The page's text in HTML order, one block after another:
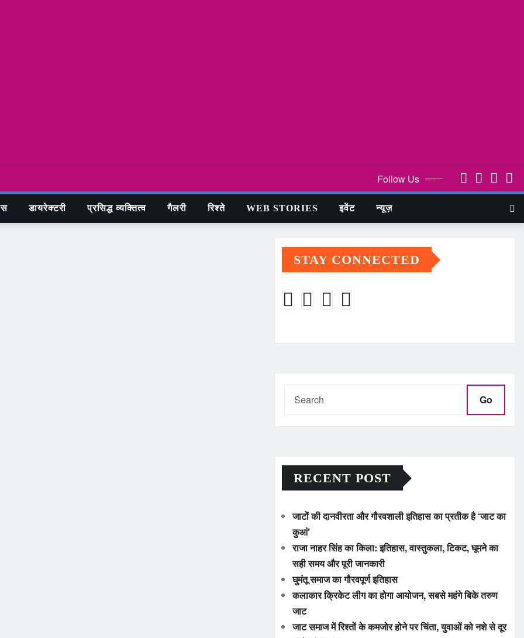
Follow Us
डायरेक्टरी प्रसिद्ध व्यक्तित्व गैलरी रिश्ते WEB STORIES इवेंट न्यूज़
STAY CONNECTED
Go
RECENT POST
जाटों की दानवीरता और गौरवशाली इतिहास का प्रतीक है ‘जाट का
कुआं’
राजा नाहर सिंह का किला: इतिहास, वास्तुकला, टिकट, घूमने का
सही समय और पूरी जानकारी
घुमंतू समाज का गौरवपूर्ण इतिहास
कलाकार क्रिकेट लीग का होगा आयोजन, सबसे महंगे बिके तरुण
जाट
जाट समाज में रिश्तों के कमजोर होने पर चिंता, युवाओं को नशे से दूर